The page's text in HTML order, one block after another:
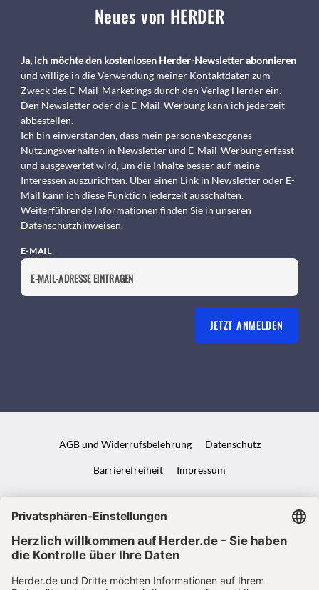
Neues von HERDER
Ja, ich möchte den kostenlosen Herder-Newsletter abonnieren
und willige in die Verwendung meiner Kontaktdaten zum
Zweck des E-Mail-Marketings durch den Verlag Herder ein.
Den Newsletter oder die E-Mail-Werbung kann ich jederzeit
abbestellen.
Ich bin einverstanden, dass mein personenbezogenes
Nutzungsverhalten in Newsletter und E-Mail-Werbung erfasst
und ausgewertet wird, um die Inhalte besser auf meine
Interessen auszurichten. Über einen Link in Newsletter oder E-
Mail kann ich diese Funktion jederzeit ausschalten.
Weiterführende Informationen finden Sie in unseren
Datenschutzhinweisen.
E-MAIL
JETZT ANMELDEN
AGB und Widerrufsbelehrung Datenschutz
Barrierefreiheit Impressum
VERTRAG WIDERRUFEN